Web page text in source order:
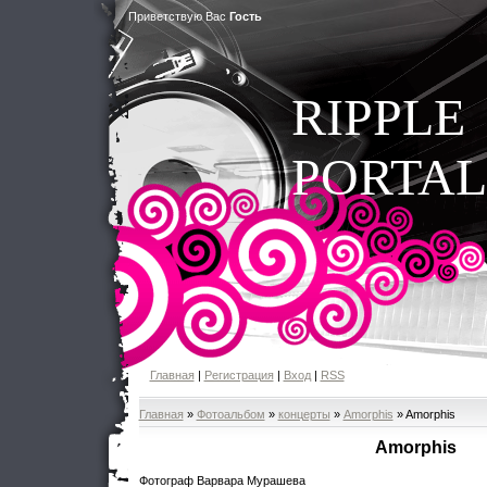
Приветствую Вас Гость
RIPPLE
PORTAL
Главная| Регистрация| Вход| RSS
Главная » Фотоальбом » концерты » Amorphis » Amorphis
Amorphis
Фотограф Варвара Мурашева